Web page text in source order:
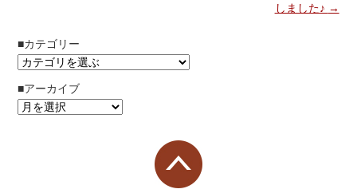
しました♪ →
■カテゴリー
■アーカイブ